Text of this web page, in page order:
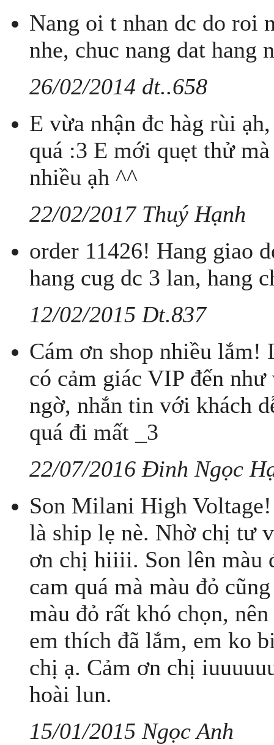
Nang oi t nhan dc do roi
nhe, chuc nang dat hang
26/02/2014 dt..658
E vừa nhận đc hàg rùi
quá :3 E mới quẹt thử
nhiều ạh ^^
22/02/2017 Thuý Hạnh
order 11426! Hang giao
hang cug dc 3 lan, hang
12/02/2015 Dt.837
Cám ơn shop nhiều lắm!
có cảm giác VIP đến
ngờ, nhắn tin với khách
quá đi mất _3
22/07/2016 Đinh Ngọc
Son Milani High
là ship lẹ nè. Nhờ chị tư
ơn chị hiiii. Son lên màu
cam quá mà màu đỏ
màu đỏ rất khó chọn,
em thích đã lắm, em ko
chị ạ. Cảm ơn chị
hoài lun.
15/01/2015 Ngọc Anh